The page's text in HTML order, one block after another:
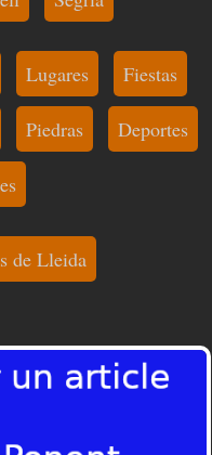
Lugares Fiestas
Piedras Deportes
de Lleida